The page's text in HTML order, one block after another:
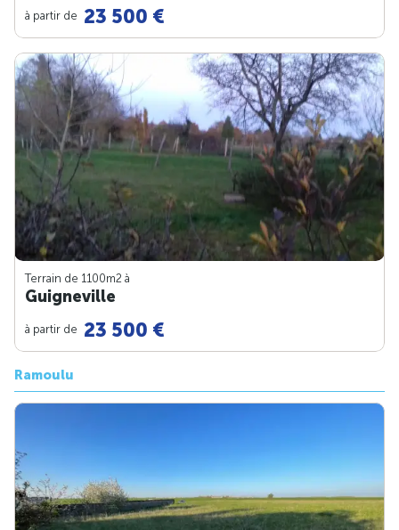
à partir de 23 500 €
Terrain de 1100m2 à
Guigneville
à partir de 23 500 €
Ramoulu